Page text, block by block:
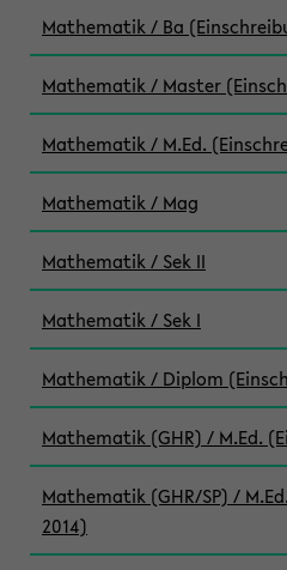
Mathematik / Ba
Mathematik / Master
Mathematik / M.Ed.
Mathematik / Mag
Mathematik / Sek II
Mathematik / Sek I
Mathematik / Diplom
Mathematik (GHR) / M.Ed.
Mathematik (GHR/SP) /
2014)